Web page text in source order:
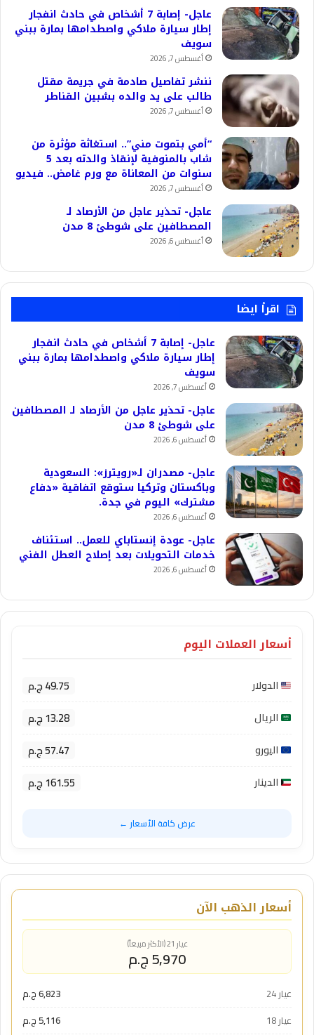
عاجل- إصابة 7 أشخاص في حادث انفجار
إطار سيارة ملاكي واصطدامها بمارة ببني
سويف
أغسطس 7, 2026
ننشر تفاصيل صادمة في جريمة مقتل
طالب على يد والده بشبين القناطر
أغسطس 7, 2026
“أمي بتموت مني”.. استغاثة مؤثرة من
شاب بالمنوفية لإنقاذ والدته بعد 5
سنوات من المعاناة مع ورم غامض.. فيديو
أغسطس 7, 2026
عاجل- تحذير عاجل من الأرصاد لـ
المصطافين على شوطئ 8 مدن
أغسطس 6, 2026
اقرأ ايضا
عاجل- إصابة 7 أشخاص في حادث انفجار
إطار سيارة ملاكي واصطدامها بمارة ببني
سويف
أغسطس 7, 2026
عاجل- تحذير عاجل من الأرصاد لـ المصطافين
على شوطئ 8 مدن
أغسطس 6, 2026
عاجل- مصدران لـ«رويترز»: السعودية
وباكستان وتركيا ستوقع اتفاقية «دفاع
مشترك» اليوم في جدة.
أغسطس 6, 2026
عاجل- عودة إنستاباي للعمل.. استئناف
خدمات التحويلات بعد إصلاح العطل الفني
أغسطس 6, 2026
أسعار العملات اليوم
الدولار 49.75 ج.م
الريال 13.28 ج.م
اليورو 57.47 ج.م
الدينار 161.55 ج.م
عرض كافة الأسعار ←
أسعار الذهب الآن
عيار 21 (الأكثر مبيعاً)
5,970 ج.م
عيار 24
6,823 ج.م
عيار 18
5,116 ج.م